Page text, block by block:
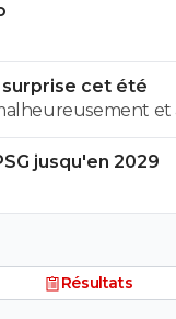
surprise cet été
et
droit suisse.
jusqu'en 2029
Résultats